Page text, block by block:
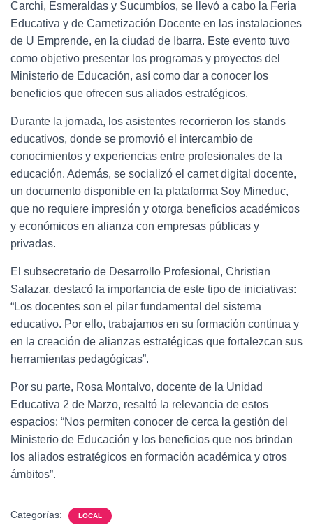
Carchi, Esmeraldas y Sucumbíos, se llevó a cabo la Feria
Educativa y de Carnetización Docente en las instalaciones
de U Emprende, en la ciudad de Ibarra. Este evento tuvo
como objetivo presentar los programas y proyectos del
Ministerio de Educación, así como dar a conocer los
beneficios que ofrecen sus aliados estratégicos.
Durante la jornada, los asistentes recorrieron los stands
educativos, donde se promovió el intercambio de
conocimientos y experiencias entre profesionales de la
educación. Además, se socializó el carnet digital docente,
un documento disponible en la plataforma Soy Mineduc,
que no requiere impresión y otorga beneficios académicos
y económicos en alianza con empresas públicas y
privadas.
El subsecretario de Desarrollo Profesional, Christian
Salazar, destacó la importancia de este tipo de iniciativas:
“Los docentes son el pilar fundamental del sistema
educativo. Por ello, trabajamos en su formación continua y
en la creación de alianzas estratégicas que fortalezcan sus
herramientas pedagógicas”.
Por su parte, Rosa Montalvo, docente de la Unidad
Educativa 2 de Marzo, resaltó la relevancia de estos
espacios: “Nos permiten conocer de cerca la gestión del
Ministerio de Educación y los beneficios que nos brindan
los aliados estratégicos en formación académica y otros
ámbitos”.
Categorías: LOCAL